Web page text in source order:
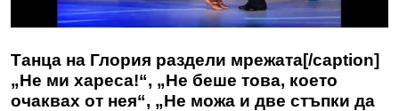
Танца на Глория раздели мрежата[/caption]
„Не ми хареса!“, „Не беше това, което
очаквах от нея“, „Не можа и две стъпки да